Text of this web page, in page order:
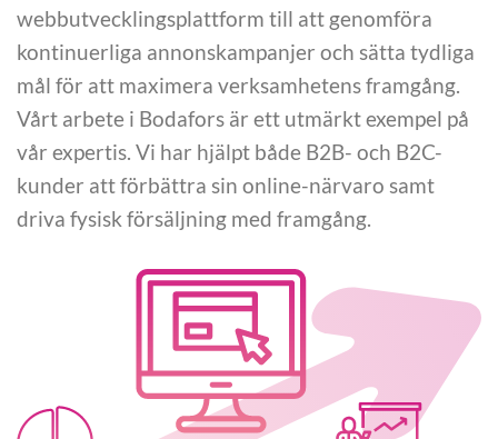
webbutvecklingsplattform till att genomföra
kontinuerliga annonskampanjer och sätta tydliga
mål för att maximera verksamhetens framgång.
Vårt arbete i Bodafors är ett utmärkt exempel på
vår expertis. Vi har hjälpt både B2B- och B2C-
kunder att förbättra sin online-närvaro samt
driva fysisk försäljning med framgång.